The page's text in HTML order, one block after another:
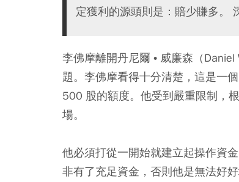
定獲利的源頭則是：賠少賺多。
李佛摩離開丹尼爾 • 威廉森（
題。李佛摩看得十分清楚，這是一
500 股的額度。他受到嚴重限制，
場。
他必須打從一開始就建立起操作資
非有了充足資金，否則他是無法好